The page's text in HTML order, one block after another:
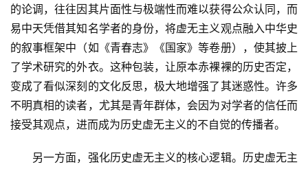
的论调，往往因其片面性与极端性而难以获得公众认同，而
易中天凭借其知名学者的身份，将虚无主义观点融入中华史
的叙事框架中（如《青春志》《国家》等卷册），使其披上
了学术研究的外衣。这种包装，让原本赤裸裸的历史否定，
变成了看似深刻的文化反思，极大地增强了其迷惑性。许多
不明真相的读者，尤其是青年群体，会因为对学者的信任而
接受其观点，进而成为历史虚无主义的不自觉的传播者。
另一方面，强化历史虚无主义的核心逻辑。历史虚无主